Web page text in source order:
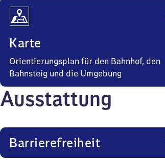
Karte
Orientierungsplan für den Bahnhof, den
Bahnsteig und die Umgebung
Ausstattung
Barrierefreiheit